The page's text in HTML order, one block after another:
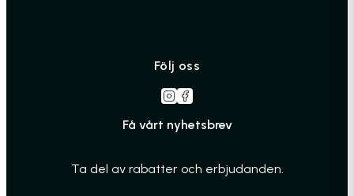
Följ oss
Få vårt nyhetsbrev
Ta del av rabatter och erbjudanden.